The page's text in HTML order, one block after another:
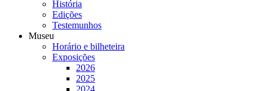
História
Edições
Testemunhos
Museu
Horário e bilheteira
Exposições
2026
2025
2024